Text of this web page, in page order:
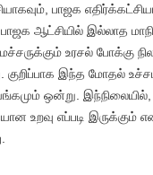
பாஜக
ஆட்சியில் இல்லாத
உரசல் போக்கு
குறிப்பாக இந்த மோதல்
வங்கமும் ஒன்று.
உறவு எப்படி இருக்கும் என